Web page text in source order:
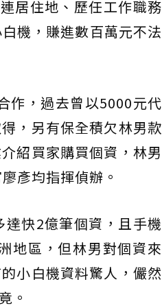
居住地、歷任工作職務
機，賺進數百萬元不法
作，過去曾以5000元代
，另有保全積欠林男款
紹買家購買個資，林男
彥均指揮偵辦。
快2億筆個資，且手機
地區，但林男對個資來
小白機資料驚人，儼然
。